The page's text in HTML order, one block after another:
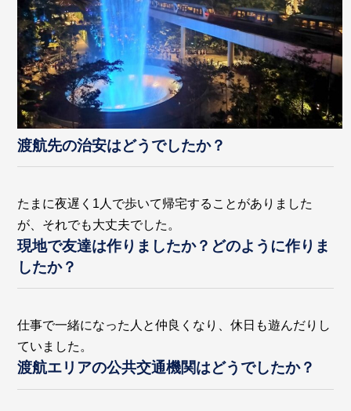
渡航先の治安はどうでしたか？
たまに夜遅く1人で歩いて帰宅することがありました
が、それでも大丈夫でした。
現地で友達は作りましたか？どのように作りま
したか？
仕事で一緒になった人と仲良くなり、休日も遊んだりし
ていました。
渡航エリアの公共交通機関はどうでしたか？